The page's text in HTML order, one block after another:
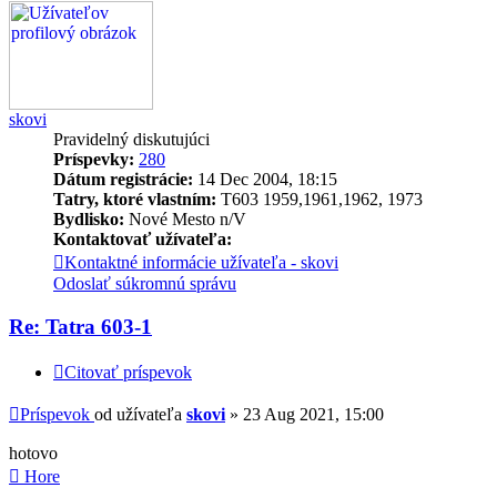
skovi
Pravidelný diskutujúci
Príspevky: 280
Dátum registrácie: 14 Dec 2004, 18:15
Tatry, ktoré vlastním: T603 1959,1961,1962, 1973
Bydlisko: Nové Mesto n/V
Kontaktovať užívateľa:
Kontaktné informácie užívateľa - skovi
Odoslať súkromnú správu
Re: Tatra 603-1
Citovať príspevok
Príspevok od užívateľa skovi» 23 Aug 2021, 15:00
hotovo
Hore